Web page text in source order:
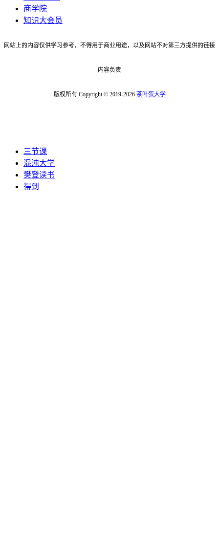
商学院
知识大会员
网站上的内容仅供学习参考，不得用于商业用途，以及网站不对第三方提供的链接
内容负责
版权所有 Copyright © 2019-2026 茶叶蛋大学
三节课
混沌大学
樊登读书
得到